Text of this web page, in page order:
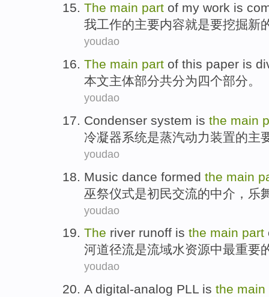
The main part of my work is
我工作的主要内容就是要挖掘新
youdao
The main part of this paper is
本文主体部分共分为四个部分。
youdao
Condenser system is the main
冷凝器系统是蒸汽动力装置的主
youdao
Music dance formed the main
巫祭仪式是初民交流的中介， 乐
youdao
The river runoff is the main part
河道径流是流域水资源中最重要
youdao
A digital-analog PLL is the main